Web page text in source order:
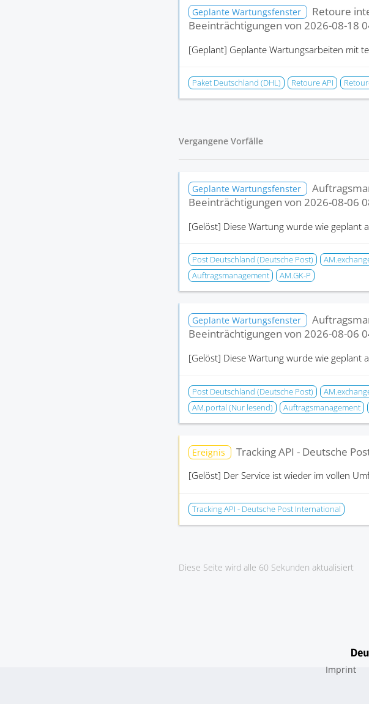
Geplante Wartungsfenster
Retoure
Beeinträchtigungen von 2026-08-18
[Geplant] Geplante Wartungsarbeiten mit
Paket Deutschland (DHL) Retoure API
Vergangene Vorfälle
Geplante Wartungsfenster
Beeinträchtigungen von 2026-08-06
[Gelöst] Diese Wartung wurde wie geplant
Post Deutschland (Deutsche Post)
Auftragsmanagement
AM.GK-P
Geplante Wartungsfenster
Beeinträchtigungen von 2026-08-06
[Gelöst] Diese Wartung wurde wie geplant
Post Deutschland (Deutsche Post)
AM.portal (Nur lesend)
Auftragsmanagement
Ereignis Tracking API - Deutsche
[Gelöst] Der Service ist wieder im vollen
Tracking API - Deutsche Post International
Diese Seite wird alle 60 Sekunden aktualisiert
Imprint